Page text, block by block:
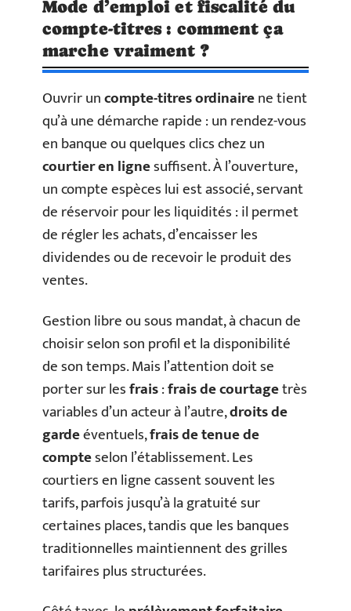
Mode d’emploi et fiscalité du
compte-titres : comment ça
marche vraiment ?
Ouvrir uncompte-titres ordinairene tient
qu’à une démarche rapide : un rendez-vous
en banque ou quelques clics chez un
courtier en lignesuffisent. À l’ouverture,
un compte espèces lui est associé, servant
de réservoir pour les liquidités : il permet
de régler les achats, d’encaisser les
dividendes ou de recevoir le produit des
ventes.
Gestion libre ou sous mandat, à chacun de
choisir selon son profil et la disponibilité
de son temps. Mais l’attention doit se
porter sur lesfrais:frais de courtagetrès
variables d’un acteur à l’autre,droits de
gardeéventuels,frais de tenue de
compteselon l’établissement. Les
courtiers en ligne cassent souvent les
tarifs, parfois jusqu’à la gratuité sur
certaines places, tandis que les banques
traditionnelles maintiennent des grilles
tarifaires plus structurées.